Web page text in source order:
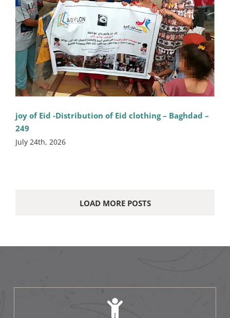
joy of Eid -Distribution of Eid clothing – Baghdad –
249
July 24th, 2026
LOAD MORE POSTS